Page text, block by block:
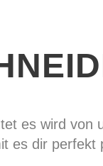
es wird von
es dir perfekt